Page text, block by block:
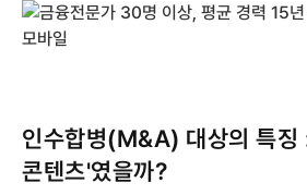
인수합병(M&A) 대상의 특징
콘텐츠'였을까?